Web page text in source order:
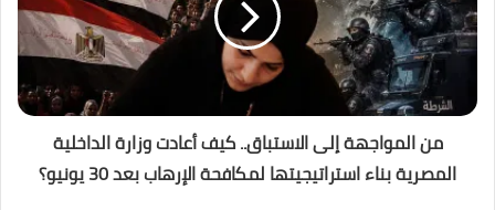
من المواجهة إلى الاستباق.. كيف أعادت وزارة الداخلية
المصرية بناء استراتيجيتها لمكافحة الإرهاب بعد 30 يونيو؟